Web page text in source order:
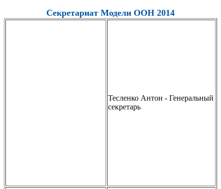
Секретариат Модели ООН 2014
Тесленко Антон - Генеральный
секретарь